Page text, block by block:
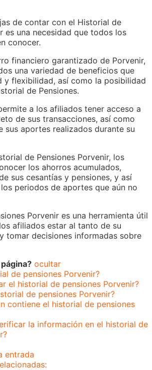
de contar con el Historial de
es una necesidad que todos los
conocer.
financiero garantizado de Porvenir,
una variedad de beneficios que
y flexibilidad, así como la posibilidad
de Pensiones.
a los afiliados tener acceso a
de sus transacciones, así como
sus aportes realizados durante su
de Pensiones Porvenir, los
los ahorros acumulados,
sus cesantías y pensiones, y así
periodos de aportes que aún no
Porvenir es una herramienta útil
afiliados estar al tanto de su
tomar decisiones informadas sobre
ocultar
de pensiones Porvenir?
el historial de pensiones Porvenir?
de pensiones Porvenir?
contiene el historial de pensiones
la información en el historial de
entrada